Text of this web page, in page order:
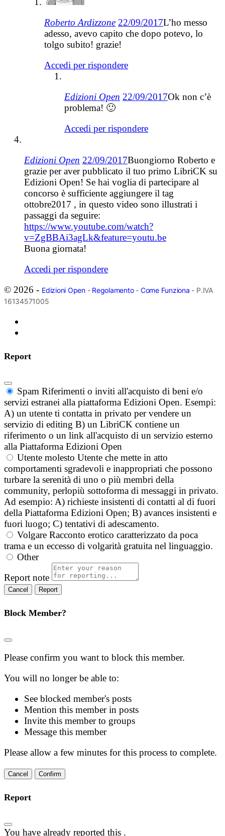
Roberto Ardizzone 22/09/2017L’ho messo
adesso, avevo capito che dopo potevo, lo
tolgo subito! grazie!
Accedi per rispondere
Edizioni Open 22/09/2017Ok non c’è
problema! 🙂
Accedi per rispondere
Edizioni Open 22/09/2017Buongiorno Roberto e
grazie per aver pubblicato il tuo primo LibriCK su
Edizioni Open! Se hai voglia di partecipare al
concorso è sufficiente aggiungere il tag
ottobre2017 , in questo video sono illustrati i
passaggi da seguire:
https://www.youtube.com/watch?
v=ZgBBAi3agLk&feature=youtu.be
Buona giornata!
Accedi per rispondere
© 2026 - Edizioni Open- Regolamento- Come Funziona - P.IVA
16134571005
Report
Spam Riferimenti o inviti all'acquisto di beni e/o
servizi estranei alla piattaforma Edizioni Open. Esempi:
A) un utente ti contatta in privato per vendere un
servizio di editing B) un LibriCK contiene un
riferimento o un link all'acquisto di un servizio esterno
alla Piattaforma Edizioni Open
Utente molesto Utente che mette in atto
comportamenti sgradevoli e inappropriati che possono
turbare la serenità di uno o più membri della
community, perlopiù sottoforma di messaggi in privato.
Ad esempio: A) richieste insistenti di contatti al di fuori
della Piattaforma Edizioni Open; B) avances insistenti e
fuori luogo; C) tentativi di adescamento.
Volgare Racconto erotico caratterizzato da poca
trama e un eccesso di volgarità gratuita nel linguaggio.
Other
Report note
Report
Block Member?
Please confirm you want to block this member.
You will no longer be able to:
See blocked member's posts
Mention this member in posts
Invite this member to groups
Message this member
Please allow a few minutes for this process to complete.
Confirm
Report
You have already reported this .